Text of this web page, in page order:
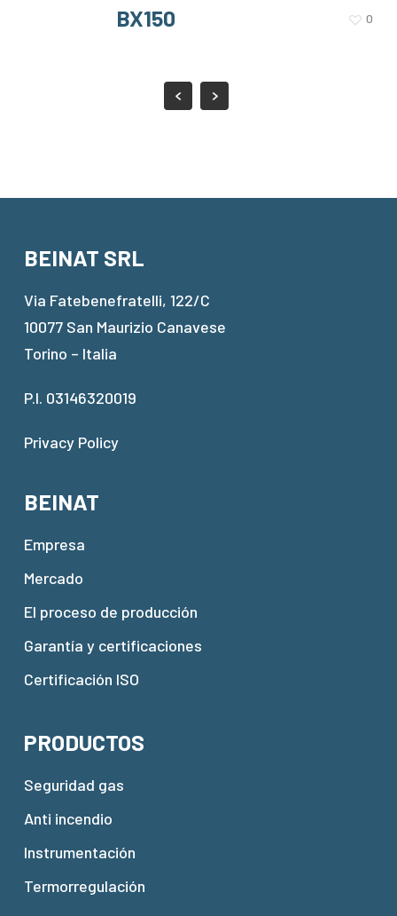
BX150 0
BEINAT SRL
Via Fatebenefratelli, 122/C
10077 San Maurizio Canavese
Torino – Italia
P.I. 03146320019
Privacy Policy
BEINAT
Empresa
Mercado
El proceso de producción
Garantía y certificaciones
Certificación ISO
PRODUCTOS
Seguridad gas
Anti incendio
Instrumentación
Termorregulación